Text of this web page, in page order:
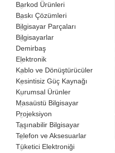
Barkod Ürünleri
Baskı Çözümleri
Bilgisayar Parçaları
Bilgisayarlar
Demirbaş
Elektronik
Kablo ve Dönüştürücüler
Kesintisiz Güç Kaynağı
Kurumsal Ürünler
Masaüstü Bilgisayar
Projeksiyon
Taşınabilir Bilgisayar
Telefon ve Aksesuarlar
Tüketici Elektroniği